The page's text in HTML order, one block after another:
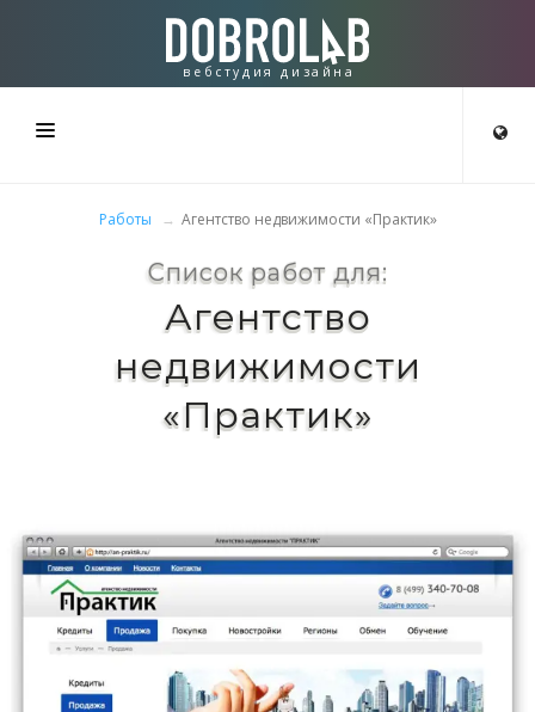
вебстудия дизайна
КОНТАКТЫ
Работы Агентство недвижимости «Практик»
Список работ для:
Агентство
недвижимости
«Практик»